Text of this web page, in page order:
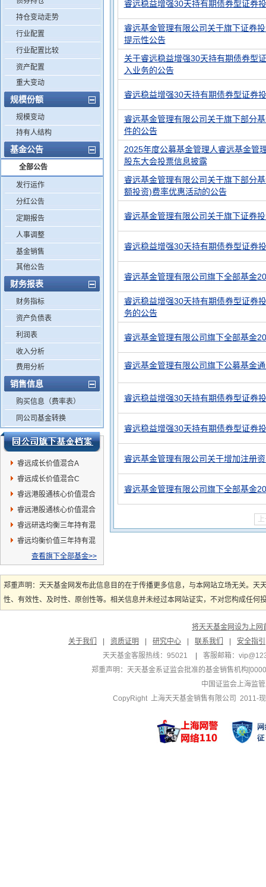
持仓变动走势
行业配置
行业配置比较
资产配置
重大变动
规模份额
规模变动
持有人结构
基金公告
全部公告
发行运作
分红公告
定期报告
人事调整
基金销售
其他公告
财务报表
财务指标
资产负债表
利润表
收入分析
费用分析
销售信息
购买信息（费率表）
同公司基金转换
睿远成长价值混合A
睿远成长价值混合C
睿远港股通核心价值混合
C
睿远港股通核心价值混合
A
睿远研选均衡三年持有混
合发起式
睿远均衡价值三年持有混
查看旗下全部基金>>
睿远稳益增强30天持有期债券型证券
睿远基金管理有限公司关于旗下证券
提示性公告
关于睿远稳益增强30天持有期债券型
入业务的公告
睿远稳益增强30天持有期债券型证券
睿远基金管理有限公司关于旗下部分
件的公告
2025年度公募基金管理人睿远基金管
股东大会投票信息披露
睿远基金管理有限公司关于旗下部分
额投资)费率优惠活动的公告
睿远基金管理有限公司关于旗下证券
睿远稳益增强30天持有期债券型证券
睿远基金管理有限公司旗下全部基金
睿远稳益增强30天持有期债券型证券
务的公告
睿远基金管理有限公司旗下全部基金
睿远基金管理有限公司旗下公募基金
睿远稳益增强30天持有期债券型证券
睿远稳益增强30天持有期债券型证券
睿远基金管理有限公司关于增加注册
睿远基金管理有限公司旗下全部基金
郑重声明：天天基金网发布此信息目的在于传播更多信息，与本网站立场无关。
性、有效性、及时性、原创性等。相关信息并未经过本网站证实，不对您构成任
将天天基金网设为上网
关于我们
资质证明 研究中心 联系我们
安全指引
天天基金客服热线：95021
客服邮箱：
郑重声明： 天天基金系证监会批准的基金销售机构
中国证监会上海监
CopyRight 上海天天基金销售有限公司 2011-